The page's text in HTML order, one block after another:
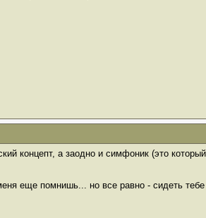
концепт, а заодно и симфоник (это
еще помнишь... но все равно - сидеть тебе